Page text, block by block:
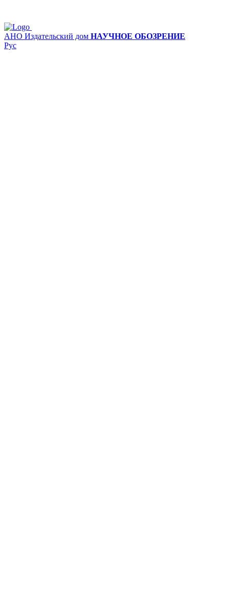
АНО Издательский дом НАУЧНОЕ ОБОЗРЕНИЕ
Рус